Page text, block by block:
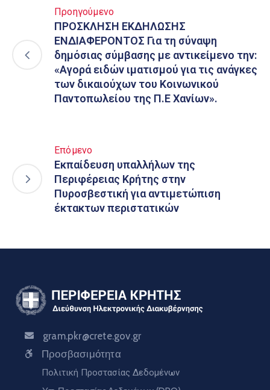
Προηγούμενο
ΠΡΟΣΚΛΗΣΗ ΕΚΔΗΛΩΣΗΣ
ΕΝΔΙΑΦΕΡΟΝΤΟΣ Για τη σύναψη
δημόσιας σύμβασης με αντικείμενο την:
«Αγορά ειδών ιματισμού για τις ανάγκες
των δικαιούχων του Κοινωνικού
Παντοπωλείου της Π.Ε Χανίων».
Επόμενο
Εκπαίδευση υπαλλήλων της
Περιφέρειας Κρήτης στην
Πυροσβεστική για αντιμετώπιση
έκτακτων περιστατικών
gram.pkr@crete.gov.gr
Προσβασιμότητα
Πολιτική Προστασίας Δεδομένων